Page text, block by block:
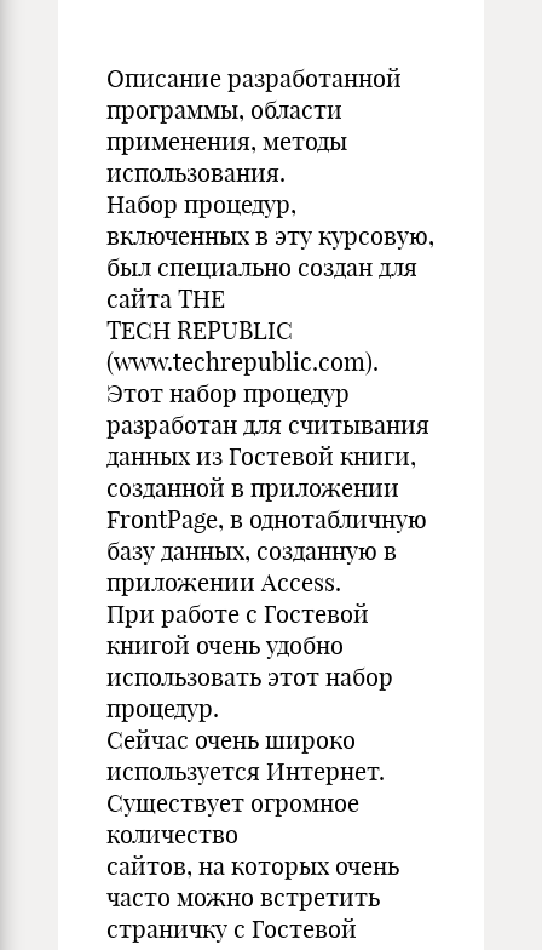
Описание разработанной
программы, области
применения, методы
использования.
Набор процедур,
включенных в эту курсовую,
был специально создан для
сайта THE
TECH REPUBLIC
(www.techrepublic.com).
Этот набор процедур
разработан для считывания
данных из Гостевой книги,
созданной в приложении
FrontPage, в однотабличную
базу данных, созданную в
приложении Access.
При работе с Гостевой
книгой очень удобно
использовать этот набор
процедур.
Сейчас очень широко
используется Интернет.
Существует огромное
количество
сайтов, на которых очень
часто можно встретить
страничку с Гостевой